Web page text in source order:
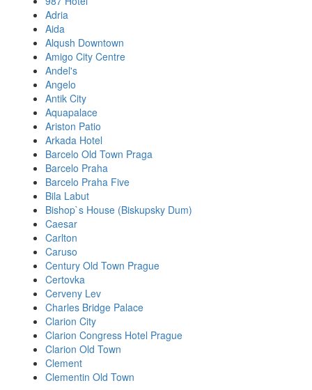
Adria
Aida
Alqush Downtown
Amigo City Centre
Andel's
Angelo
Antik City
Aquapalace
Ariston Patio
Arkada Hotel
Barcelo Old Town Praga
Barcelo Praha
Barcelo Praha Five
Bila Labut
Bishop`s House (Biskupsky Dum)
Caesar
Carlton
Caruso
Century Old Town Prague
Certovka
Cerveny Lev
Charles Bridge Palace
Clarion City
Clarion Congress Hotel Prague
Clarion Old Town
Clement
Clementin Old Town